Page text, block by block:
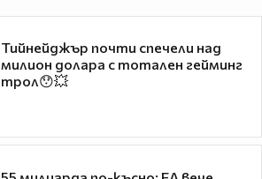
Тийнейджър почти спечели над
милион долара с тотален гейминг
трол😯💥